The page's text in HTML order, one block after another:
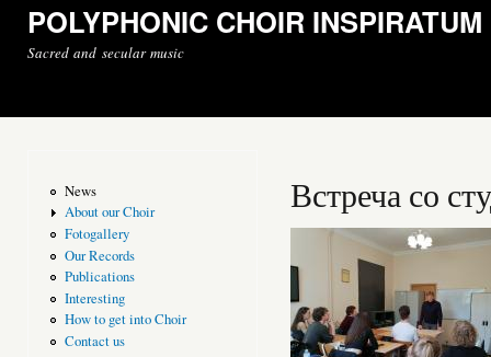
POLYPHONIC CHOIR INSPIRATUM
Sacred and secular music
News
About our Choir
Fotogallery
Our Records
Publications
Interesting
How to get into Choir
Contact us
Встреча со